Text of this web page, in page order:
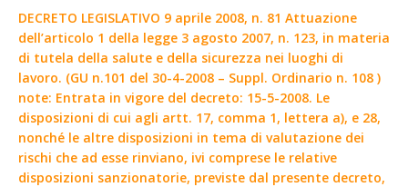
DECRETO LEGISLATIVO 9 aprile 2008, n. 81 Attuazione
dell’articolo 1 della legge 3 agosto 2007, n. 123, in materia
di tutela della salute e della sicurezza nei luoghi di
lavoro. (GU n.101 del 30-4-2008 – Suppl. Ordinario n. 108 )
note: Entrata in vigore del decreto: 15-5-2008. Le
disposizioni di cui agli artt. 17, comma 1, lettera a), e 28,
nonché le altre disposizioni in tema di valutazione dei
rischi che ad esse rinviano, ivi comprese le relative
disposizioni sanzionatorie, previste dal presente decreto,